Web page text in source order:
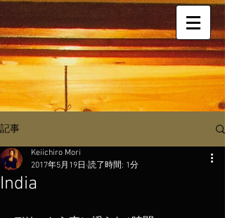
記事
India
Keiichiro Mori
2017年5月19日 読了時間: 1分